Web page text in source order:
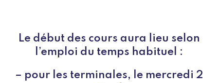
Le début des cours aura lieu selon
l’emploi du temps habituel :
– pour les terminales, le mercredi 2